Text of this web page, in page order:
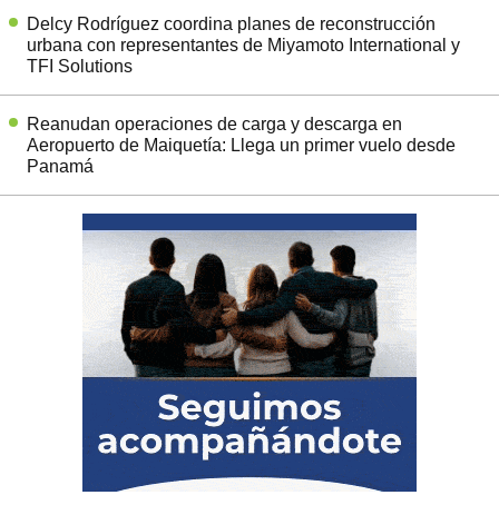
Delcy Rodríguez coordina planes de reconstrucción
urbana con representantes de Miyamoto International y
TFI Solutions
Reanudan operaciones de carga y descarga en
Aeropuerto de Maiquetía: Llega un primer vuelo desde
Panamá